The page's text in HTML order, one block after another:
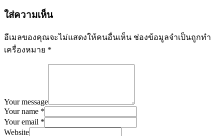
ใส่ความเห็น
อีเมลของคุณจะไม่แสดงให้คนอื่นเห็น ช่องข้อมูลจำเป็นถูกทำ
เครื่องหมาย *
Your message
Your name *
Your email *
Website